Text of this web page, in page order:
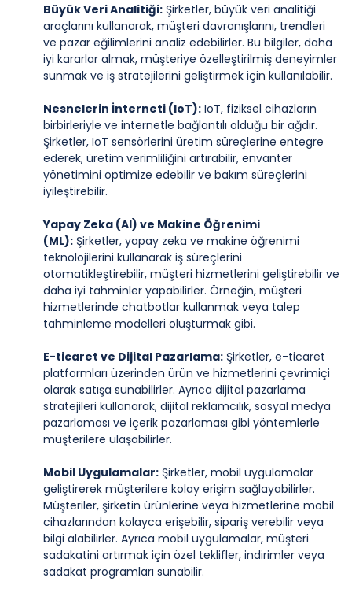
Büyük Veri Analitiği: Şirketler, büyük veri analitiği
araçlarını kullanarak, müşteri davranışlarını, trendleri
ve pazar eğilimlerini analiz edebilirler. Bu bilgiler, daha
iyi kararlar almak, müşteriye özelleştirilmiş deneyimler
sunmak ve iş stratejilerini geliştirmek için kullanılabilir.
Nesnelerin İnterneti (IoT): IoT, fiziksel cihazların
birbirleriyle ve internetle bağlantılı olduğu bir ağdır.
Şirketler, IoT sensörlerini üretim süreçlerine entegre
ederek, üretim verimliliğini artırabilir, envanter
yönetimini optimize edebilir ve bakım süreçlerini
iyileştirebilir.
Yapay Zeka (AI) ve Makine Öğrenimi
(ML): Şirketler, yapay zeka ve makine öğrenimi
teknolojilerini kullanarak iş süreçlerini
otomatikleştirebilir, müşteri hizmetlerini geliştirebilir ve
daha iyi tahminler yapabilirler. Örneğin, müşteri
hizmetlerinde chatbotlar kullanmak veya talep
tahminleme modelleri oluşturmak gibi.
E-ticaret ve Dijital Pazarlama: Şirketler, e-ticaret
platformları üzerinden ürün ve hizmetlerini çevrimiçi
olarak satışa sunabilirler. Ayrıca dijital pazarlama
stratejileri kullanarak, dijital reklamcılık, sosyal medya
pazarlaması ve içerik pazarlaması gibi yöntemlerle
müşterilere ulaşabilirler.
Mobil Uygulamalar: Şirketler, mobil uygulamalar
geliştirerek müşterilere kolay erişim sağlayabilirler.
Müşteriler, şirketin ürünlerine veya hizmetlerine mobil
cihazlarından kolayca erişebilir, sipariş verebilir veya
bilgi alabilirler. Ayrıca mobil uygulamalar, müşteri
sadakatini artırmak için özel teklifler, indirimler veya
sadakat programları sunabilir.